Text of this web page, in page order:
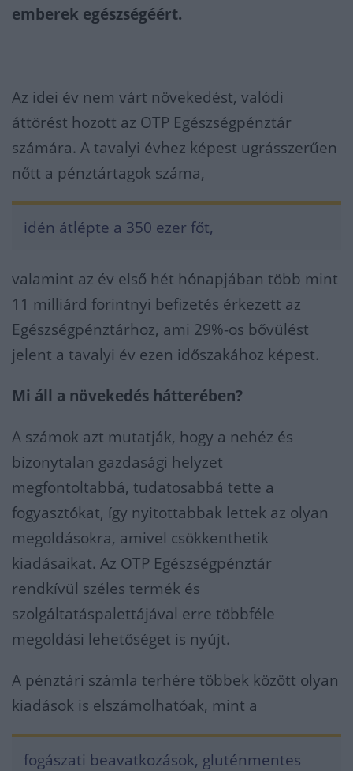
emberek egészségéért.
Az idei év nem várt növekedést, valódi
áttörést hozott az OTP Egészségpénztár
számára. A tavalyi évhez képest ugrásszerűen
nőtt a pénztártagok száma,
idén átlépte a 350 ezer főt,
valamint az év első hét hónapjában több mint
11 milliárd forintnyi befizetés érkezett az
Egészségpénztárhoz, ami 29%-os bővülést
jelent a tavalyi év ezen időszakához képest.
Mi áll a növekedés hátterében?
A számok azt mutatják, hogy a nehéz és
bizonytalan gazdasági helyzet
megfontoltabbá, tudatosabbá tette a
fogyasztókat, így nyitottabbak lettek az olyan
megoldásokra, amivel csökkenthetik
kiadásaikat. Az OTP Egészségpénztár
rendkívül széles termék és
szolgáltatáspalettájával erre többféle
megoldási lehetőséget is nyújt.
A pénztári számla terhére többek között olyan
kiadások is elszámolhatóak, mint a
fogászati beavatkozások, gluténmentes